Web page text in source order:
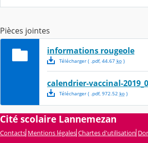
Pièces jointes
informations rougeole
Télécharger( .pdf, 44.67 ko)
calendrier-vaccinal-2019_0
Télécharger( .pdf, 972.52 ko)
Cité scolaire Lannemezan
Contacts Mentions légales Chartes d'utilisation